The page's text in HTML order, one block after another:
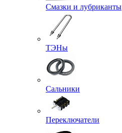
Смазки и лубриканты
ТЭНы
Сальники
Переключатели